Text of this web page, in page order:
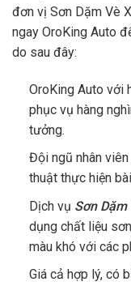
đơn vị Sơn Dặm Vè
ngay OroKing Auto
do sau đây:
OroKing Auto với
phục vụ hàng
tưởng.
Đội ngũ nhân viên
thuật thực hiện
Dịch vụ Sơn Dặm
dụng chất liệu
màu khó với các
Giá cả hợp lý, có